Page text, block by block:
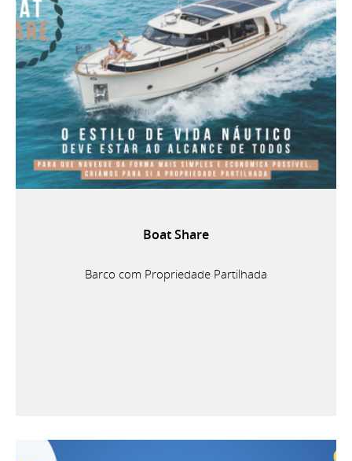
Boat Share
Barco com Propriedade Partilhada